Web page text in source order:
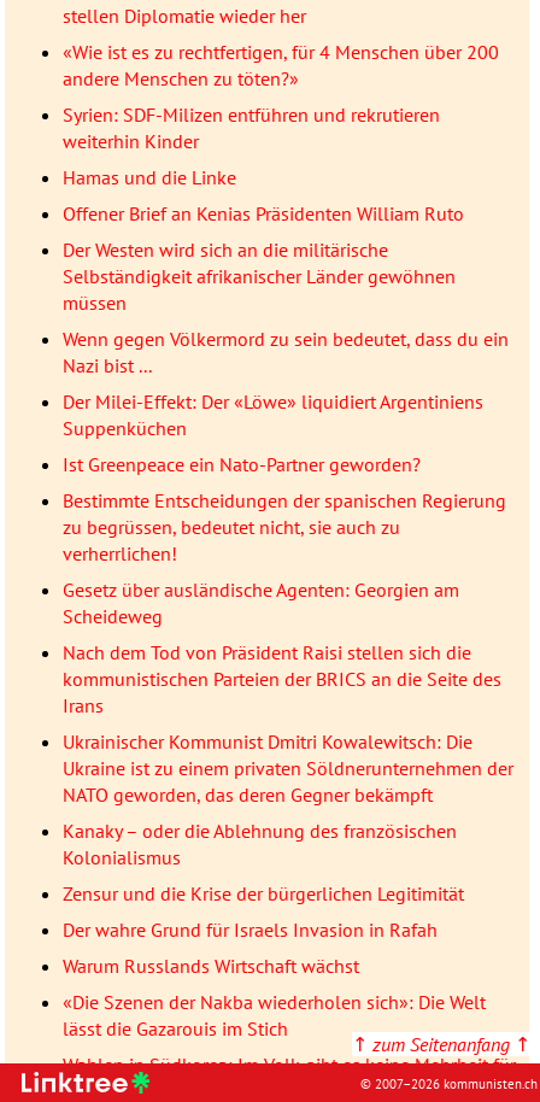
stellen Diplomatie wieder her
«Wie ist es zu rechtfertigen, für 4 Menschen über 200
andere Menschen zu töten?»
Syrien: SDF-Milizen entführen und rekrutieren
weiterhin Kinder
Hamas und die Linke
Offener Brief an Kenias Präsidenten William Ruto
Der Westen wird sich an die militärische
Selbständigkeit afrikanischer Länder gewöhnen
müssen
Wenn gegen Völkermord zu sein bedeutet, dass du ein
Nazi bist ...
Der Milei-Effekt: Der «Löwe» liquidiert Argentiniens
Suppenküchen
Ist Greenpeace ein Nato-Partner geworden?
Bestimmte Entscheidungen der spanischen Regierung
zu begrüssen, bedeutet nicht, sie auch zu
verherrlichen!
Gesetz über ausländische Agenten: Georgien am
Scheideweg
Nach dem Tod von Präsident Raisi stellen sich die
kommunistischen Parteien der BRICS an die Seite des
Irans
Ukrainischer Kommunist Dmitri Kowalewitsch: Die
Ukraine ist zu einem privaten Söldnerunternehmen der
NATO geworden, das deren Gegner bekämpft
Kanaky – oder die Ablehnung des französischen
Kolonialismus
Zensur und die Krise der bürgerlichen Legitimität
Der wahre Grund für Israels Invasion in Rafah
Warum Russlands Wirtschaft wächst
«Die Szenen der Nakba wiederholen sich»: Die Welt
lässt die Gazarouis im Stich
Wahlen in Südkorea: Im Volk gibt es keine Mehrheit für
eine Nato-Gefolgschaft!
↑ zum Seitenanfang ↑
© 2007–2026 kommunisten.ch